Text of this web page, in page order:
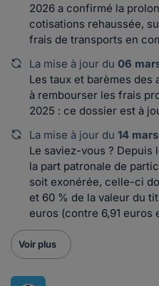
2026 a confirmé la
cotisations rehaussée,
frais de transports en
La mise à jour du 06
Les taux et barèmes
à rembourser les frais
2025 : ce dossier est à
La mise à jour du 14
Le saviez-vous ? Depuis
la part patronale de
soit exonérée, celle-ci
et 60 % de la valeur du
euros (contre 6,91 euros
Voir plus